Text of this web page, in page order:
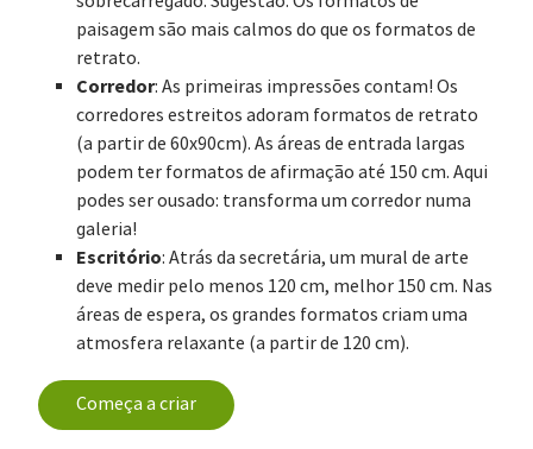
paisagem são mais calmos do que os formatos de
retrato.
Corredor: As primeiras impressões contam! Os
corredores estreitos adoram formatos de retrato
(a partir de 60x90cm). As áreas de entrada largas
podem ter formatos de afirmação até 150 cm. Aqui
podes ser ousado: transforma um corredor numa
galeria!
Escritório: Atrás da secretária, um mural de arte
deve medir pelo menos 120 cm, melhor 150 cm. Nas
áreas de espera, os grandes formatos criam uma
atmosfera relaxante (a partir de 120 cm).
Começa a criar